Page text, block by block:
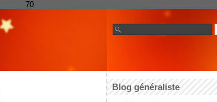
70
Blog généraliste